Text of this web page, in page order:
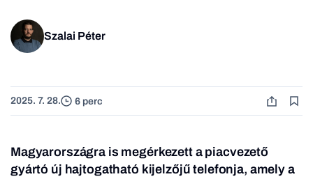
Szalai Péter
2025. 7. 28. 6 perc
Magyarországra is megérkezett a piacvezető
gyártó új hajtogatható kijelzőjű telefonja, amely a